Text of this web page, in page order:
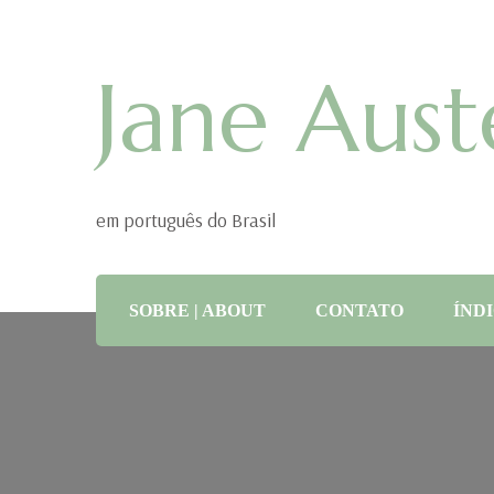
Jane
em português do Brasil
SOBRE | ABOUT CONTATO